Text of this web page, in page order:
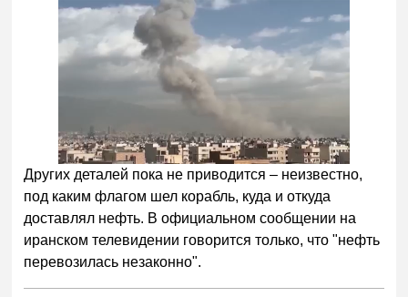
Других деталей пока не приводится – неизвестно,
под каким флагом шел корабль, куда и откуда
доставлял нефть. В официальном сообщении на
иранском телевидении говорится только, что "нефть
перевозилась незаконно".